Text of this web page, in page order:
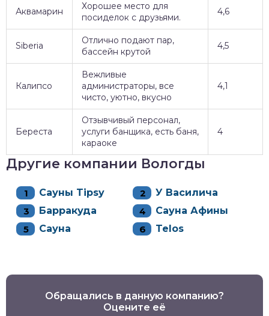
Аквамарин
Хорошее место для
посиделок с друзьями.
4,6
Siberia
Отлично подают пар,
бассейн крутой
4,5
Калипсо
Вежливые
администраторы, все
чисто, уютно, вкусно
4,1
Береста
Отзывчивый персонал,
услуги банщика, есть баня,
караоке
4
Другие компании Вологды
Сауны Tipsy
У Василича
Барракуда
Сауна Афины
Сауна
Telos
Обращались в данную компанию?
Оцените её